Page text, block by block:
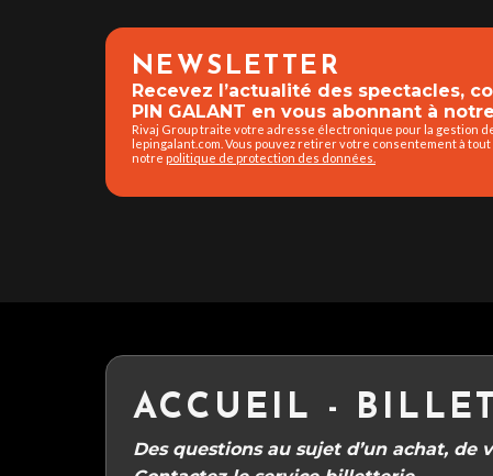
NEWSLETTER
Recevez l’actualité des spectacles,
PIN GALANT en vous abonnant à
Rivaj Group traite votre adresse électronique pour la gestion
lepingalant.com. Vous pouvez retirer votre consentement à
notre politique de protection des données.
ACCUEIL -
Des questions au sujet d’un achat, de